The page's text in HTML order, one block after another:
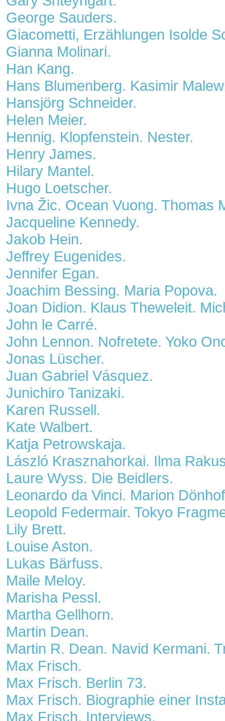
George Sauders.
Giacometti, Erzählungen Isolde
Gianna Molinari.
Han Kang.
Hans Blumenberg. Kasimir
Hansjörg Schneider.
Helen Meier.
Hennig. Klopfenstein. Nester.
Henry James.
Hilary Mantel.
Hugo Loetscher.
Ivna Žic. Ocean Vuong. Thomas
Jacqueline Kennedy.
Jakob Hein.
Jeffrey Eugenides.
Jennifer Egan.
Joachim Bessing. Maria Popova.
Joan Didion. Klaus Theweleit.
John le Carré.
John Lennon. Nofretete. Yoko
Jonas Lüscher.
Juan Gabriel Vásquez.
Junichiro Tanizaki.
Karen Russell.
Kate Walbert.
Katja Petrowskaja.
László Krasznahorkai. Ilma
Laure Wyss. Die Beidlers.
Leonardo da Vinci. Marion
Leopold Federmair. Tokyo
Lily Brett.
Louise Aston.
Lukas Bärfuss.
Maile Meloy.
Marisha Pessl.
Martha Gellhorn.
Martin Dean.
Martin R. Dean. Navid Kermani.
Max Frisch.
Max Frisch. Berlin 73.
Max Frisch. Biographie einer
Max Frisch. Interviews.